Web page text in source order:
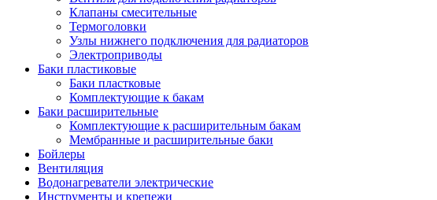
Клапаны смесительные
Термоголовки
Узлы нижнего подключения для радиаторов
Электроприводы
Баки пластиковые
Баки пластковые
Комплектующие к бакам
Баки расширительные
Комплектующие к расширительным бакам
Мембранные и расширительные баки
Бойлеры
Вентиляция
Водонагреватели электрические
Инструменты и крепежи